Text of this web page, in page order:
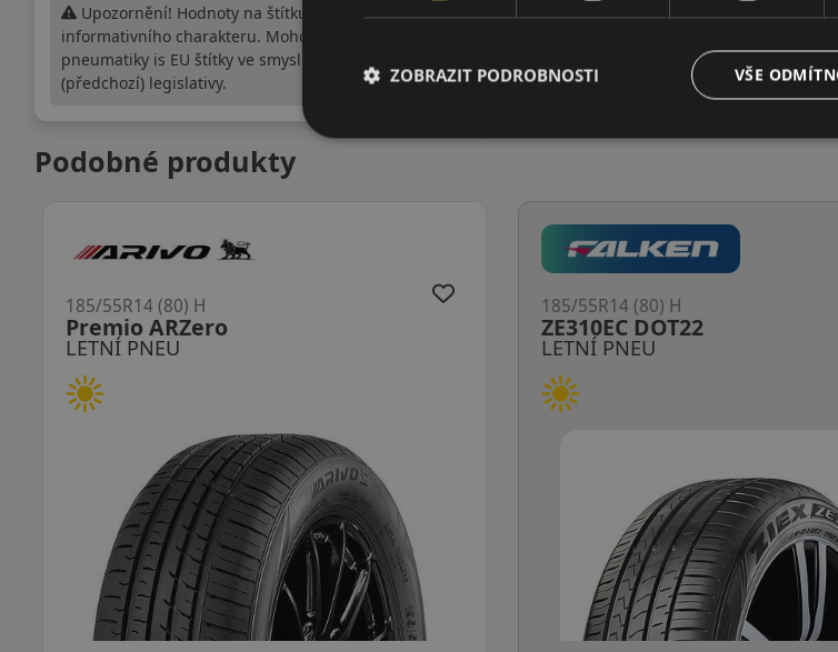
Upozornění! Hodnoty na štítku jsou pouze
informativního charakteru. Mohou být dodány
pneumatiky is EU štítky ve smyslu dosud platné
(předchozí) legislativy.
Podobné produkty
LETNÍ PNEU
Premio ARZero
185/55R14 (80) H
LETNÍ PNEU
ZE310EC DOT22
185/55R14 (80) H
VŠE
ZOBRAZIT PODROBNOSTI